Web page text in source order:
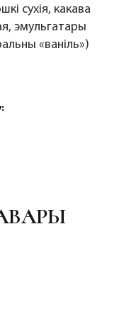
сухія, какава
эмульгатары
«ваніль»)